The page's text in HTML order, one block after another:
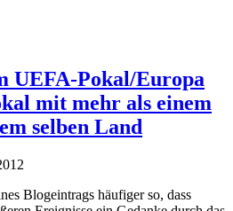
UEFA-Pokal/Europa
mit mehr als einem
selben Land
Blogeintrags häufiger so, dass